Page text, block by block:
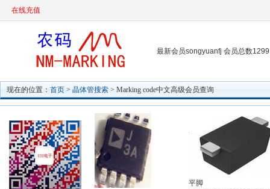
在线充值
最新会员songyuanfj 会员总数1299
现在的位置： 首页 > 晶体管搜索 > Marking code中文高级会员查询
平脚